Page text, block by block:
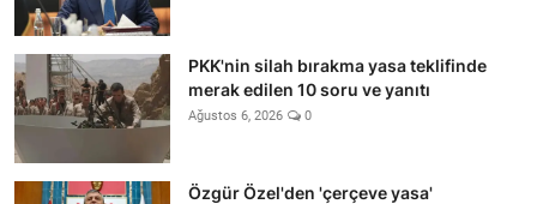
PKK'nin silah bırakma yasa teklifinde
merak edilen 10 soru ve yanıtı
Ağustos 6, 2026 0
Özgür Özel'den 'çerçeve yasa'